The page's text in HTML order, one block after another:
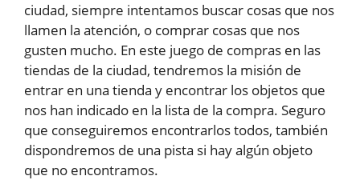
ciudad, siempre intentamos buscar cosas que nos
llamen la atención, o comprar cosas que nos
gusten mucho. En este juego de compras en las
tiendas de la ciudad, tendremos la misión de
entrar en una tienda y encontrar los objetos que
nos han indicado en la lista de la compra. Seguro
que conseguiremos encontrarlos todos, también
dispondremos de una pista si hay algún objeto
que no encontramos.